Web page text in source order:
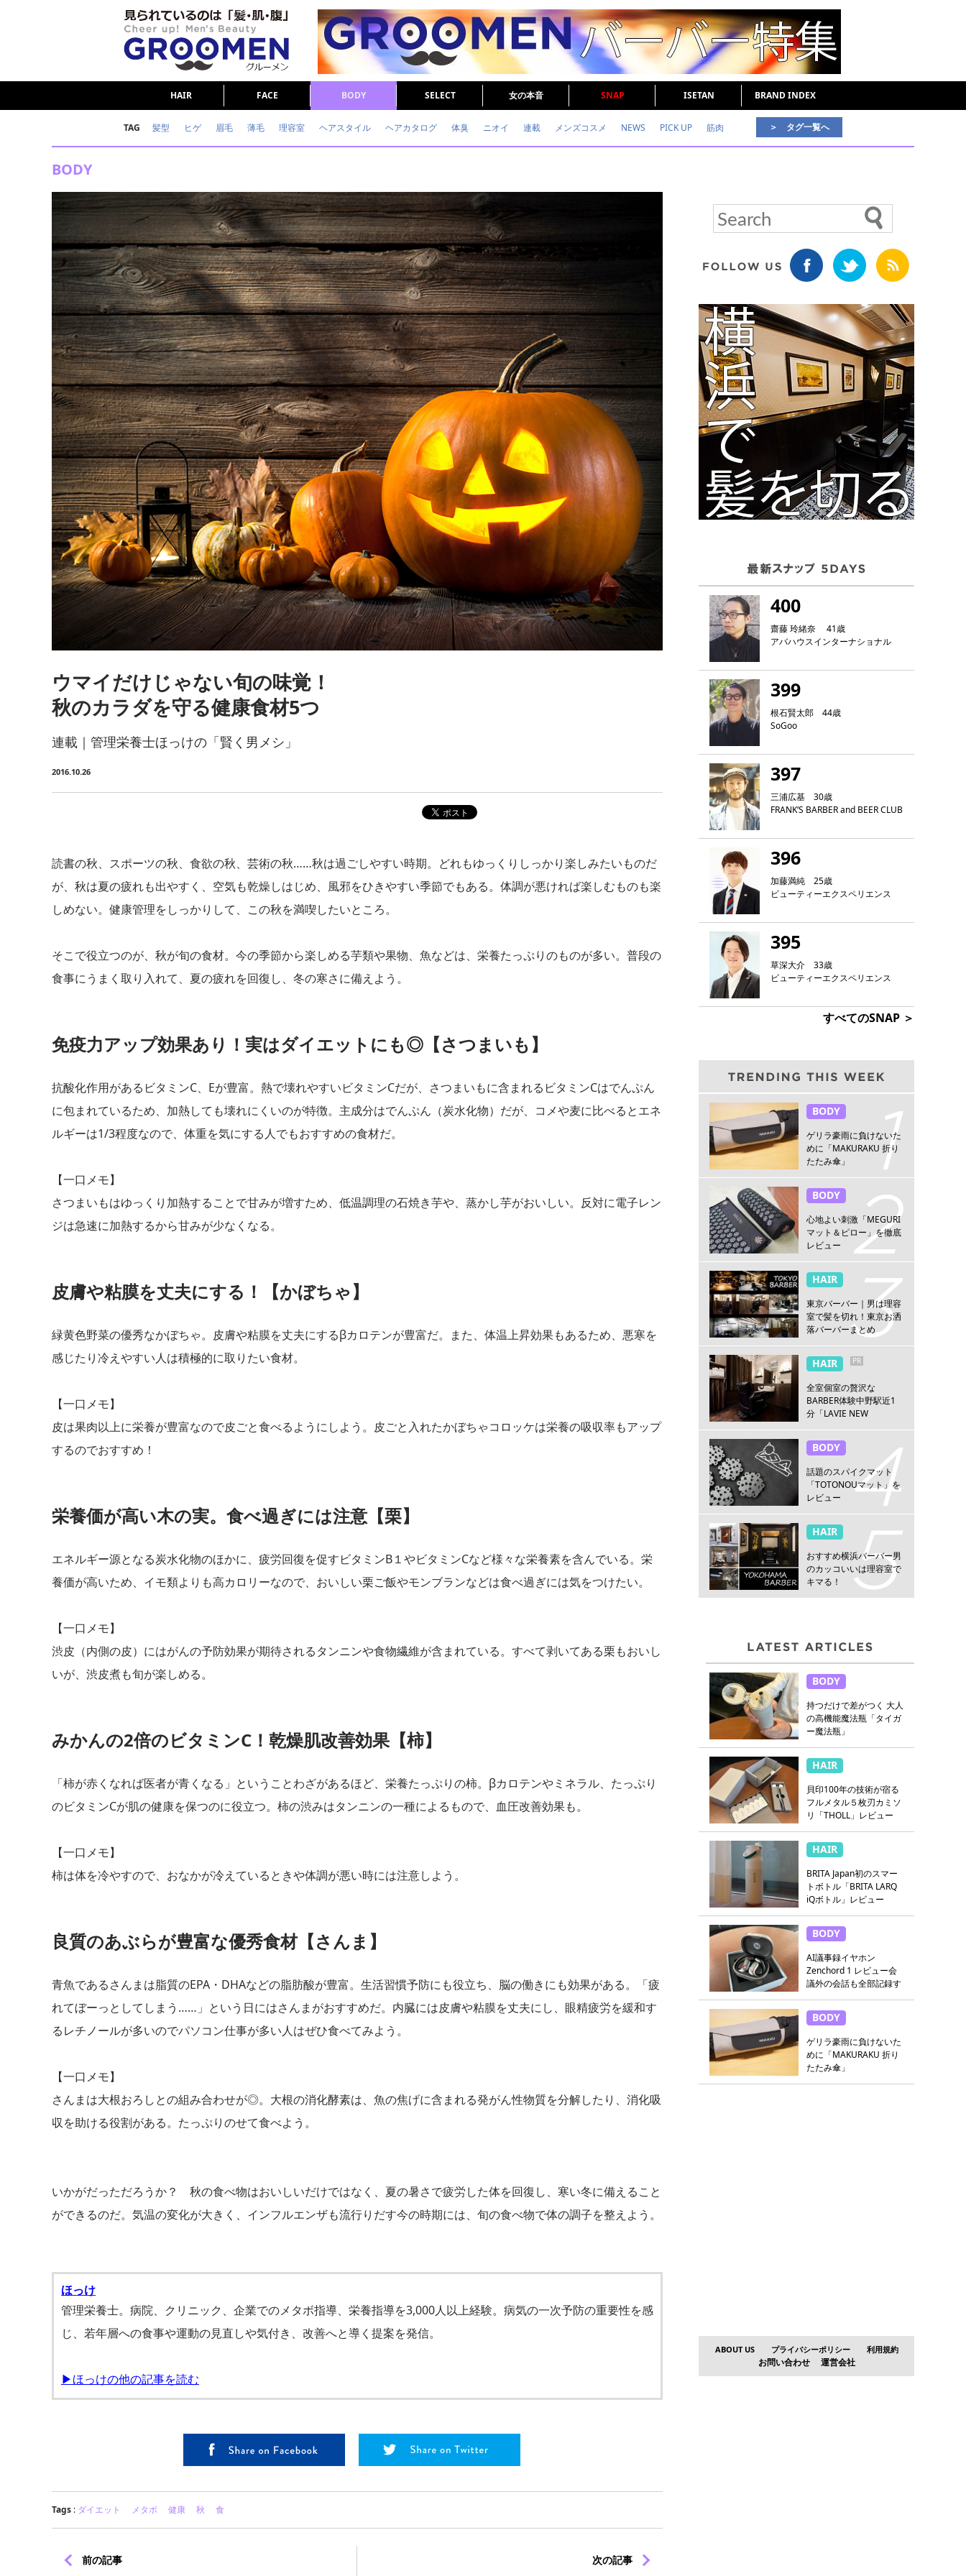
HAIR FACE BODY SELECT 女の本音 SNAP ISETAN BRAND INDEX
TAG 髪型 ヒゲ 眉毛 薄毛 理容室 ヘアスタイル ヘアカタログ 体臭 ニオイ 連載 メンズコスメ NEWS PICK UP 筋肉
ダイエット 理容室
＞ タグ一覧へ
BODY
ウマイだけじゃない旬の味覚！
秋のカラダを守る健康食材5つ
連載｜管理栄養士ほっけの「賢く男メシ」
2016.10.26
読書の秋、スポーツの秋、食欲の秋、芸術の秋……秋は過ごしやすい時期。どれもゆっくりしっかり楽しみたいものだ
が、秋は夏の疲れも出やすく、空気も乾燥しはじめ、風邪をひきやすい季節でもある。体調が悪ければ楽しむものも楽
しめない。健康管理をしっかりして、この秋を満喫したいところ。
そこで役立つのが、秋が旬の食材。今の季節から楽しめる芋類や果物、魚などは、栄養たっぷりのものが多い。普段の
食事にうまく取り入れて、夏の疲れを回復し、冬の寒さに備えよう。
免疫力アップ効果あり！実はダイエットにも◎【さつまいも】
抗酸化作用があるビタミンC、Eが豊富。熱で壊れやすいビタミンCだが、さつまいもに含まれるビタミンCはでんぷん
に包まれているため、加熱しても壊れにくいのが特徴。主成分はでんぷん（炭水化物）だが、コメや麦に比べるとエネ
ルギーは1/3程度なので、体重を気にする人でもおすすめの食材だ。
【一口メモ】
さつまいもはゆっくり加熱することで甘みが増すため、低温調理の石焼き芋や、蒸かし芋がおいしい。反対に電子レン
ジは急速に加熱するから甘みが少なくなる。
皮膚や粘膜を丈夫にする！【かぼちゃ】
緑黄色野菜の優秀なかぼちゃ。皮膚や粘膜を丈夫にするβカロテンが豊富だ。また、体温上昇効果もあるため、悪寒を
感じたり冷えやすい人は積極的に取りたい食材。
【一口メモ】
皮は果肉以上に栄養が豊富なので皮ごと食べるようにしよう。皮ごと入れたかぼちゃコロッケは栄養の吸収率もアップ
するのでおすすめ！
栄養価が高い木の実。食べ過ぎには注意【栗】
エネルギー源となる炭水化物のほかに、疲労回復を促すビタミンB１やビタミンCなど様々な栄養素を含んでいる。栄
養価が高いため、イモ類よりも高カロリーなので、おいしい栗ご飯やモンブランなどは食べ過ぎには気をつけたい。
【一口メモ】
渋皮（内側の皮）にはがんの予防効果が期待されるタンニンや食物繊維が含まれている。すべて剥いてある栗もおいし
いが、渋皮煮も旬が楽しめる。
みかんの2倍のビタミンC！乾燥肌改善効果【柿】
「柿が赤くなれば医者が青くなる」ということわざがあるほど、栄養たっぷりの柿。βカロテンやミネラル、たっぷり
のビタミンCが肌の健康を保つのに役立つ。柿の渋みはタンニンの一種によるもので、血圧改善効果も。
【一口メモ】
柿は体を冷やすので、おなかが冷えているときや体調が悪い時には注意しよう。
良質のあぶらが豊富な優秀食材【さんま】
青魚であるさんまは脂質のEPA・DHAなどの脂肪酸が豊富。生活習慣予防にも役立ち、脳の働きにも効果がある。「疲
れてぼーっとしてしまう……」という日にはさんまがおすすめだ。内臓には皮膚や粘膜を丈夫にし、眼精疲労を緩和す
るレチノールが多いのでパソコン仕事が多い人はぜひ食べてみよう。
【一口メモ】
さんまは大根おろしとの組み合わせが◎。大根の消化酵素は、魚の焦げに含まれる発がん性物質を分解したり、消化吸
収を助ける役割がある。たっぷりのせて食べよう。
いかがだっただろうか？ 秋の食べ物はおいしいだけではなく、夏の暑さで疲労した体を回復し、寒い冬に備えること
ができるのだ。気温の変化が大きく、インフルエンザも流行りだす今の時期には、旬の食べ物で体の調子を整えよう。
ほっけ
管理栄養士。病院、クリニック、企業でのメタボ指導、栄養指導を3,000人以上経験。病気の一次予防の重要性を感
じ、若年層への食事や運動の見直しや気付き、改善へと導く提案を発信。
▶ほっけの他の記事を読む
Tags : ダイエット メタボ 健康 秋 食
前の記事
次の記事
400
齋藤 玲緒奈 41歳
アバハウスインターナショナル
399
根石賢太郎 44歳
SoGoo
397
三浦広基 30歳
FRANK‘S BARBER and BEER CLUB
396
加藤満純 25歳
ビューティーエクスペリエンス
395
草深大介 33歳
ビューティーエクスペリエンス
すべてのSNAP ＞
BODY
ゲリラ豪雨に負けないた
めに「MAKURAKU 折り
たたみ傘」
BODY
心地よい刺激「MEGURI
マット＆ピロー」を徹底
レビュー
HAIR
東京バーバー｜男は理容
室で髪を切れ！東京お洒
落バーバーまとめ
HAIR PR
全室個室の贅沢な
BARBER体験中野駅近1
分「LAVIE NEW
野」
BODY
話題のスパイクマット
「TOTONOUマット」を
レビュー
HAIR
おすすめ横浜バーバー男
のカッコいいは理容室で
キマる！
BODY
持つだけで差がつく 大人
の高機能魔法瓶「タイガ
ー魔法瓶」
HAIR
貝印100年の技術が宿る
フルメタル５枚刃カミソ
リ「THOLL」レビュー
HAIR
BRITA Japan初のスマー
トボトル「BRITA LARQ
iQボトル」レビュー
BODY
AI議事録イヤホン
Zenchord 1 レビュー会
議外の会話も全部記録す
BODY
ゲリラ豪雨に負けないた
めに「MAKURAKU 折り
たたみ傘」
ABOUT US プライバシーポリシー 利用規約
お問い合わせ 運営会社